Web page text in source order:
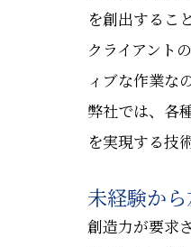
を創出するこ
クライアント
ィブな作業な
弊社では、各
を実現する技
未経験か
創造力が要求